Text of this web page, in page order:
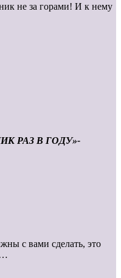
не за горами! И к нему
РАЗ В ГОДУ»-
с вами сделать, это